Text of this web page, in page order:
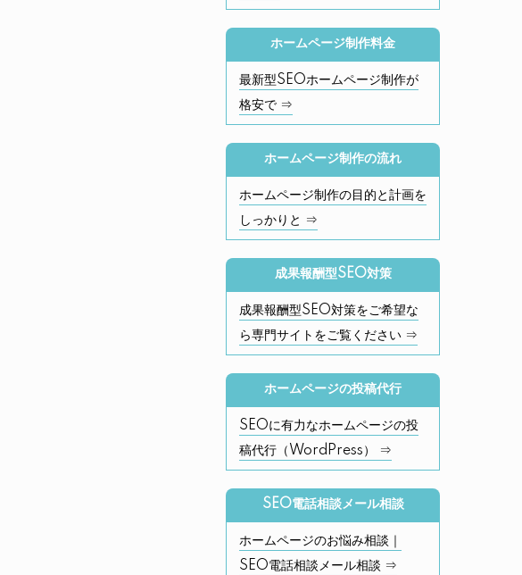
ホームページ制作料金
最新型SEOホームページ制作が
格安で ⇒
ホームページ制作の流れ
ホームページ制作の目的と計画を
しっかりと ⇒
成果報酬型SEO対策
成果報酬型SEO対策をご希望な
ら専門サイトをご覧ください ⇒
ホームページの投稿代行
SEOに有力なホームページの投
稿代行（WordPress） ⇒
SEO電話相談メール相談
ホームページのお悩み相談｜
SEO電話相談メール相談 ⇒